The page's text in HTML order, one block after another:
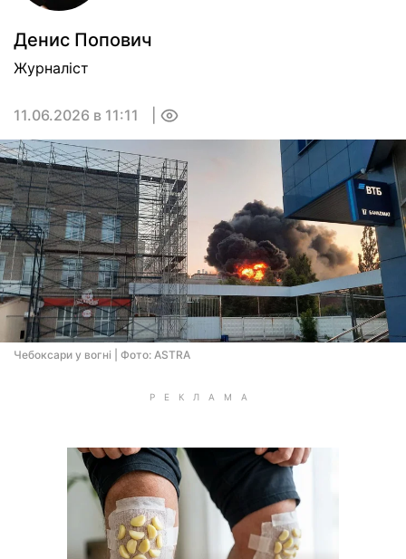
Денис Попович
Журналіст
11.06.2026 в 11:11
Чебоксари у вогнi | Фото: ASTRA